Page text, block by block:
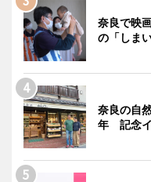
奈良で映
の「しま
奈良の自
年 記念